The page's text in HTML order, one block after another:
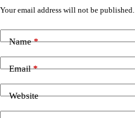
Your email address will not be published.
Name*
Email*
Website